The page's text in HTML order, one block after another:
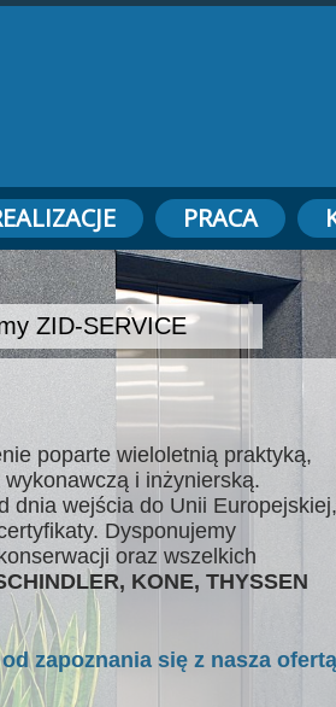
PRACA
ZID-SERVICE
poparte wieloletnią praktyką,
i inżynierską.
dnia wejścia do Unii Europejskiej,
Dysponujemy
oraz wszelkich
KONE, THYSSEN
zapoznania się z nasza